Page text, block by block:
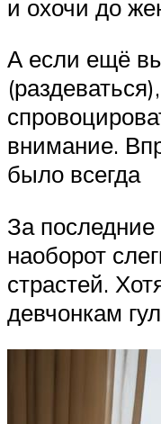
и охочи до
А если ещё
внимание.
было всегда
За последние
наоборот
страстей.
девчонкам